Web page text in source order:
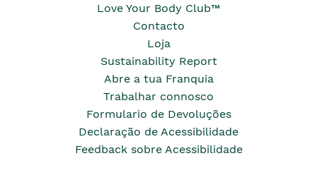
Love Your Body Club™
Contacto
Loja
Sustainability Report
Abre a tua Franquia
Trabalhar connosco
Formulario de Devoluções
Declaração de Acessibilidade
Feedback sobre Acessibilidade